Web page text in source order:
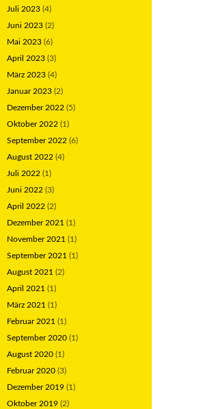
Juli 2023 (4)
Juni 2023 (2)
Mai 2023 (6)
April 2023 (3)
März 2023 (4)
Januar 2023 (2)
Dezember 2022 (5)
Oktober 2022 (1)
September 2022 (6)
August 2022 (4)
Juli 2022 (1)
Juni 2022 (3)
April 2022 (2)
Dezember 2021 (1)
November 2021 (1)
September 2021 (1)
August 2021 (2)
April 2021 (1)
März 2021 (1)
Februar 2021 (1)
September 2020 (1)
August 2020 (1)
Februar 2020 (3)
Dezember 2019 (1)
Oktober 2019 (2)